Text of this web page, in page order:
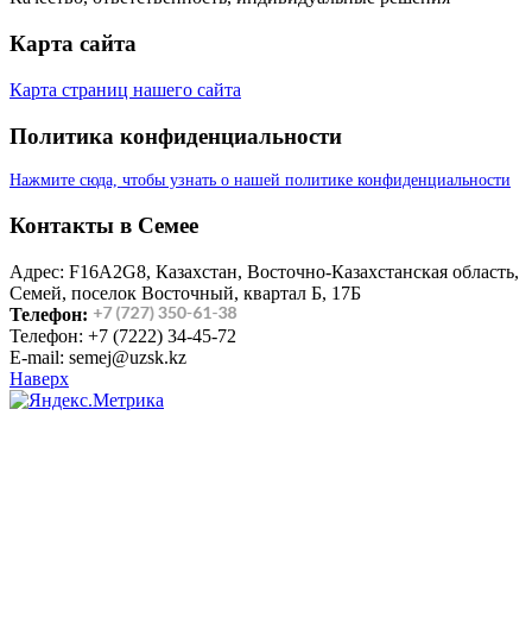
Карта сайта
Карта страниц нашего сайта
Политика конфиденциальности
Нажмите сюда, чтобы узнать о нашей политике конфиденциальности
Контакты в Семее
Адрес: F16A2G8, Казахстан, Восточно-Казахстанская область,
Семей, поселок Восточный, квартал Б, 17Б
Телефон:
Телефон: +7 (7222) 34-45-72
E-mail: semej@uzsk.kz
Наверх